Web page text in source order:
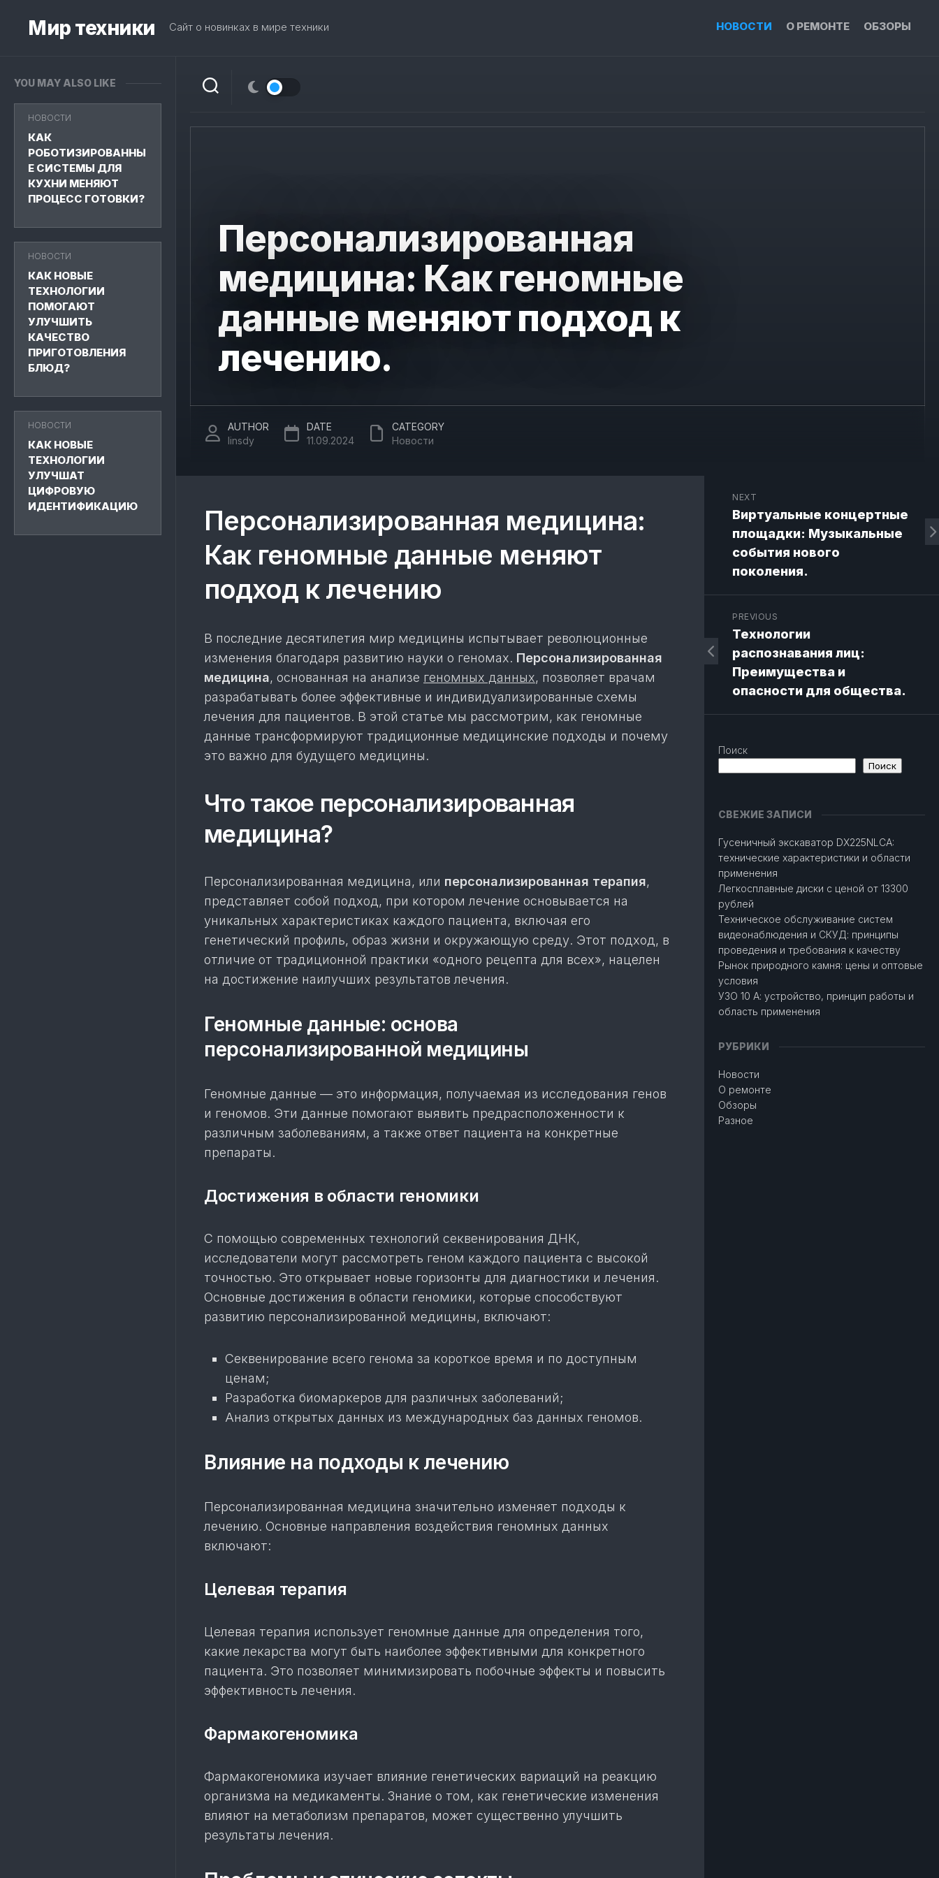
contentМир техники Сайт о новинках в мире техники НОВОСТИ О РЕМОНТЕ ОБЗОРЫ
YOU MAY ALSO LIKE
НОВОСТИ
КАК
РОБОТИЗИРОВАННЫ
Е СИСТЕМЫ ДЛЯ
КУХНИ МЕНЯЮТ
ПРОЦЕСС ГОТОВКИ?
НОВОСТИ
КАК НОВЫЕ
ТЕХНОЛОГИИ
ПОМОГАЮТ
УЛУЧШИТЬ
КАЧЕСТВО
ПРИГОТОВЛЕНИЯ
БЛЮД?
НОВОСТИ
КАК НОВЫЕ
ТЕХНОЛОГИИ
УЛУЧШАТ
ЦИФРОВУЮ
ИДЕНТИФИКАЦИЮ
Персонализированная
медицина: Как геномные
данные меняют подход к
лечению.
AUTHOR
linsdy
DATE
11.09.2024
CATEGORY
Новости
Персонализированная медицина:
Как геномные данные меняют
подход к лечению
В последние десятилетия мир медицины испытывает революционные
изменения благодаря развитию науки о геномах. Персонализированная
медицина, основанная на анализе геномных данных, позволяет врачам
разрабатывать более эффективные и индивидуализированные схемы
лечения для пациентов. В этой статье мы рассмотрим, как геномные
данные трансформируют традиционные медицинские подходы и почему
это важно для будущего медицины.
Что такое персонализированная
медицина?
Персонализированная медицина, или персонализированная терапия,
представляет собой подход, при котором лечение основывается на
уникальных характеристиках каждого пациента, включая его
генетический профиль, образ жизни и окружающую среду. Этот подход, в
отличие от традиционной практики «одного рецепта для всех», нацелен
на достижение наилучших результатов лечения.
Геномные данные: основа
персонализированной медицины
Геномные данные — это информация, получаемая из исследования генов
и геномов. Эти данные помогают выявить предрасположенности к
различным заболеваниям, а также ответ пациента на конкретные
препараты.
Достижения в области геномики
С помощью современных технологий секвенирования ДНК,
исследователи могут рассмотреть геном каждого пациента с высокой
точностью. Это открывает новые горизонты для диагностики и лечения.
Основные достижения в области геномики, которые способствуют
развитию персонализированной медицины, включают:
Секвенирование всего генома за короткое время и по доступным
ценам;
Разработка биомаркеров для различных заболеваний;
Анализ открытых данных из международных баз данных геномов.
Влияние на подходы к лечению
Персонализированная медицина значительно изменяет подходы к
лечению. Основные направления воздействия геномных данных
включают:
Целевая терапия
Целевая терапия использует геномные данные для определения того,
какие лекарства могут быть наиболее эффективными для конкретного
пациента. Это позволяет минимизировать побочные эффекты и повысить
эффективность лечения.
Фармакогеномика
Фармакогеномика изучает влияние генетических вариаций на реакцию
организма на медикаменты. Знание о том, как генетические изменения
влияют на метаболизм препаратов, может существенно улучшить
результаты лечения.
NEXT
Виртуальные концертные
площадки: Музыкальные
события нового
поколения.
PREVIOUS
Технологии
распознавания лиц:
Преимущества и
опасности для общества.
Поиск
Поиск
СВЕЖИЕ ЗАПИСИ
Гусеничный экскаватор DX225NLCA:
технические характеристики и области
применения
Легкосплавные диски с ценой от 13300
рублей
Техническое обслуживание систем
видеонаблюдения и СКУД: принципы
проведения и требования к качеству
Рынок природного камня: цены и оптовые
условия
УЗО 10 А: устройство, принцип работы и
область применения
РУБРИКИ
Новости
О ремонте
Обзоры
Разное